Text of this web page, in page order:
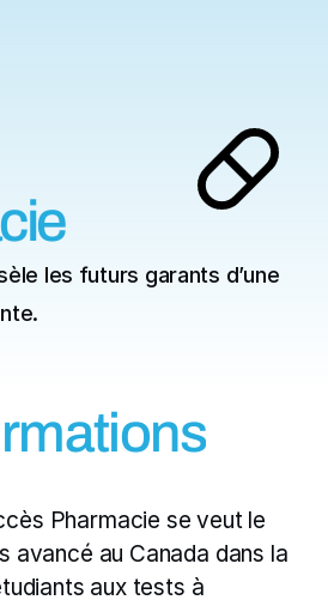
les futurs garants d’une
Pharmacie se veut le
avancé au Canada dans la
aux tests à